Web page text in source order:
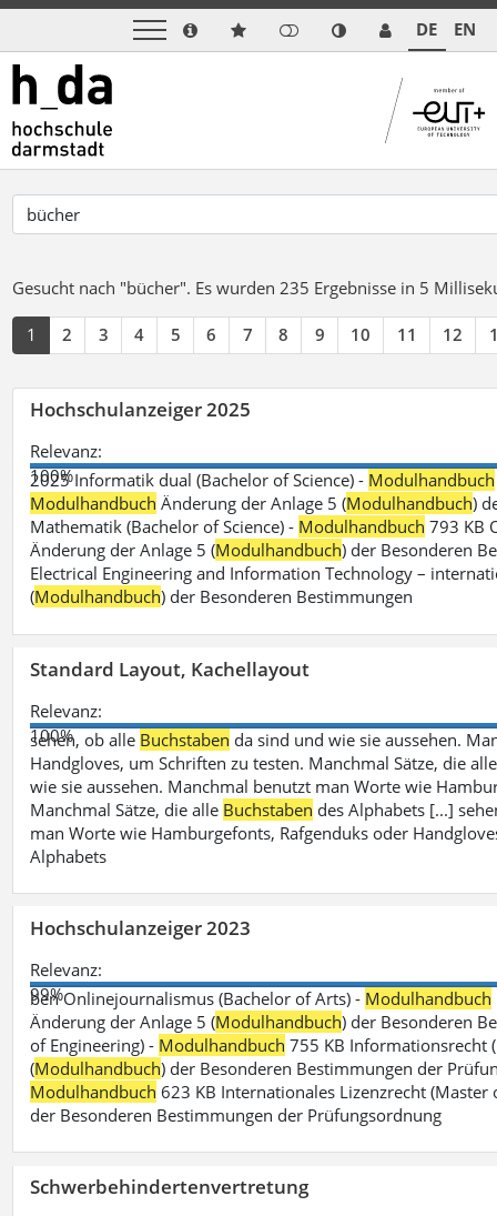
DE EN
Gesucht nach "bücher". Es wurden 235 Ergebnisse in 5
1 2 3 4 5 6 7 8 9 10 11 12
Hochschulanzeiger 2025
Relevanz:
100%
2025 Informatik dual (Bachelor of Science) - Modulhandbuch
Modulhandbuch Änderung der Anlage 5 (Modulhandbuch)
Mathematik (Bachelor of Science) - Modulhandbuch 793 KB
Änderung der Anlage 5 (Modulhandbuch) der Besonderen
Electrical Engineering and Information Technology –
(Modulhandbuch) der Besonderen Bestimmungen
Standard Layout, Kachellayout
Relevanz:
100%
sehen, ob alle Buchstaben da sind und wie sie aussehen.
Handgloves, um Schriften zu testen. Manchmal Sätze, die
wie sie aussehen. Manchmal benutzt man Worte wie
Manchmal Sätze, die alle Buchstaben des Alphabets [...]
man Worte wie Hamburgefonts, Rafgenduks oder
Alphabets
Hochschulanzeiger 2023
Relevanz:
99%
ben Onlinejournalismus (Bachelor of Arts) - Modulhandbuch
Änderung der Anlage 5 (Modulhandbuch) der Besonderen
of Engineering) - Modulhandbuch 755 KB Informationsrecht
(Modulhandbuch) der Besonderen Bestimmungen der
Modulhandbuch 623 KB Internationales Lizenzrecht (Master
der Besonderen Bestimmungen der Prüfungsordnung
Schwerbehindertenvertretung